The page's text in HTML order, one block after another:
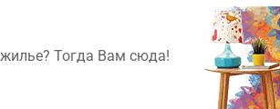
Тогда Вам сюда!